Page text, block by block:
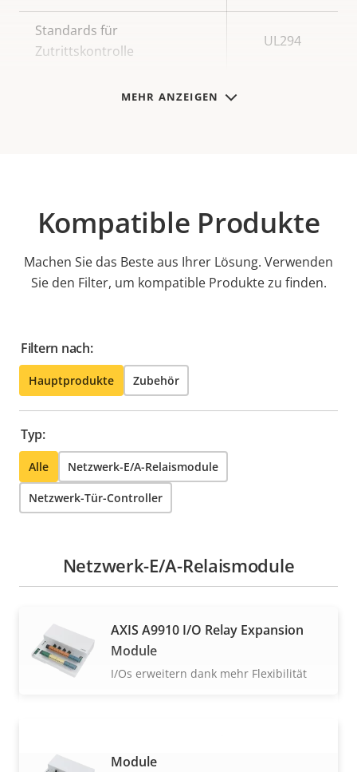
MEHR ANZEIGEN
Standards für
Zutrittskontrolle
UL294
Kompatible Produkte
Machen Sie das Beste aus Ihrer Lösung. Verwenden
Sie den Filter, um kompatible Produkte zu finden.
Filtern nach:
Hauptprodukte Zubehör
Typ:
Alle Netzwerk-E/A-Relaismodule
Netzwerk-Tür-Controller
MEHR ANZEIGEN
Netzwerk-E/A-Relaismodule
AXIS A9910 I/O Relay Expansion
Module
I/Os erweitern dank mehr Flexibilität
Module